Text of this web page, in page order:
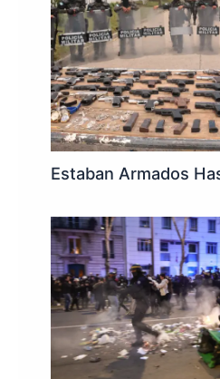
Estaban Armados